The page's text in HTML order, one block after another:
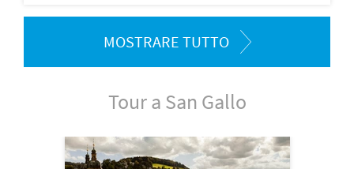
MOSTRARE TUTTO
Tour a San Gallo